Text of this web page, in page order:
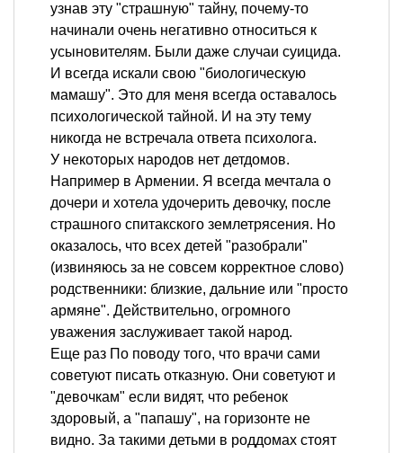
узнав эту "страшную" тайну, почему-то
начинали очень негативно относиться к
усыновителям. Были даже случаи суицида.
И всегда искали свою "биологическую
мамашу". Это для меня всегда оставалось
психологической тайной. И на эту тему
никогда не встречала ответа психолога.
У некоторых народов нет детдомов.
Например в Армении. Я всегда мечтала о
дочери и хотела удочерить девочку, после
страшного спитакского землетрясения. Но
оказалось, что всех детей "разобрали"
(извиняюсь за не совсем корректное слово)
родственники: близкие, дальние или "просто
армяне". Действительно, огромного
уважения заслуживает такой народ.
Еще раз По поводу того, что врачи сами
советуют писать отказную. Они советуют и
"девочкам" если видят, что ребенок
здоровый, а "папашу", на горизонте не
видно. За такими детьми в роддомах стоят